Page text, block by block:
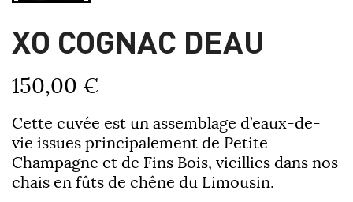
XO COGNAC DEAU
150,00 €
Cette cuvée est un assemblage d’eaux-de-
vie issues principalement de Petite
Champagne et de Fins Bois, vieillies dans nos
chais en fûts de chêne du Limousin.